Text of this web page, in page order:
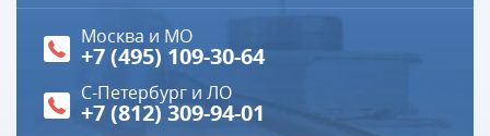
Москва и МО
+7 (495) 109-30-64
С-Петербург и ЛО
+7 (812) 309-94-01